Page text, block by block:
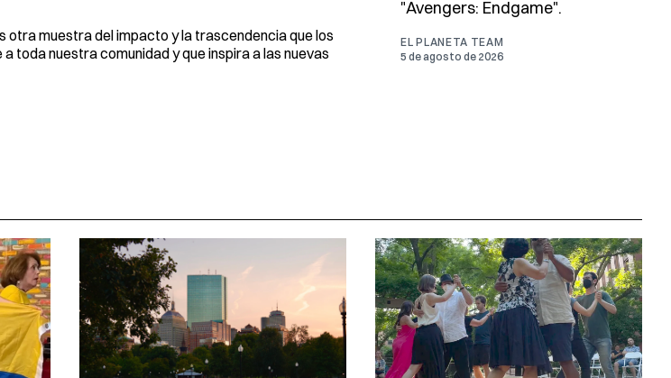
otra muestra del impacto y la trascendencia que los
toda nuestra comunidad y que inspira a las nuevas
"Avengers: Endgame".
EL PLANETA TEAM
5 de agosto de 2026